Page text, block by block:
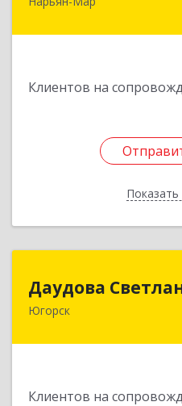
Клиентов на
Даудова
Югорск
Клиентов на